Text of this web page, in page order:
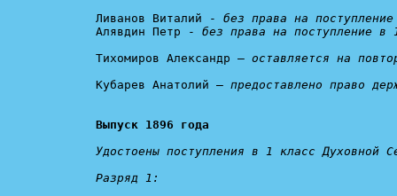
Ливанов Виталий - без права на
Алявдин Петр - без права на поступление в
Тихомиров Александр – оставляется на
Кубарев Анатолий – предоставлено право
Выпуск 1896 года
Удостоены поступления в 1 класс Духовной
Разряд 1: